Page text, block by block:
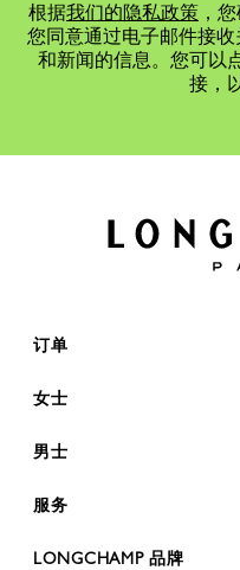
根据我们的隐私政策 ，
您同意通过电子邮件接收
和新闻的信息。您可以
接，
订单
女士
男士
服务
LONGCHAMP 品牌